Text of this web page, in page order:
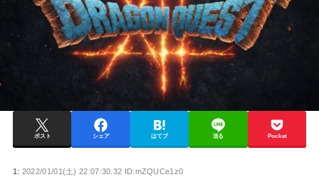
ポスト シェア はてブ 送る Pocket
1: 2022/01/01(土) 22:07:30.32 ID:mZQUCe1z0